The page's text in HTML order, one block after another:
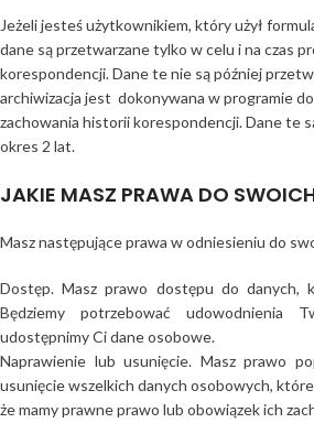
Jeżeli jesteś użytkownikiem, który użył
dane są przetwarzane tylko w celu i na czas
korespondencji. Dane te nie są później
archiwizacja jest dokonywana w programie
zachowania historii korespondencji. Dane te
okres 2 lat.
JAKIE MASZ PRAWA DO
Masz następujące prawa w odniesieniu do
Dostęp. Masz prawo dostępu do danych,
Będziemy potrzebować udowodnienia
udostępnimy Ci dane osobowe.
Naprawienie lub usunięcie. Masz prawo
usunięcie wszelkich danych osobowych,
że mamy prawne prawo lub obowiązek ich